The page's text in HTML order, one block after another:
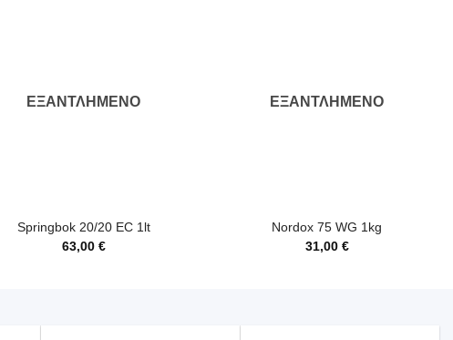
ΕΞΑΝΤΛΗΜΈΝΟ
Springbok 20/20 EC 1lt
63,00 €
ΕΞΑΝΤΛΗΜΈΝΟ
Nordox 75 WG 1kg
31,00 €